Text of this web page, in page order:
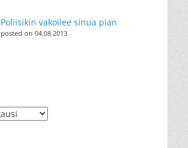
Poliisikin vakoilee sinua pian
posted on 04.08.2013